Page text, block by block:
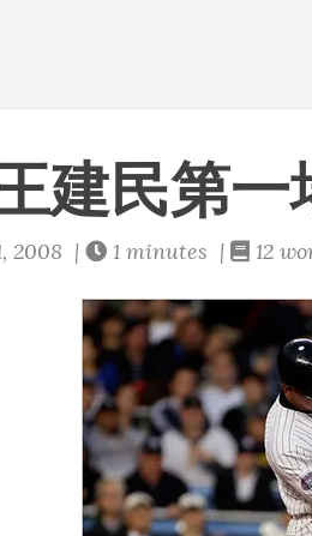
建民第
2008 | 1 minutes | 12